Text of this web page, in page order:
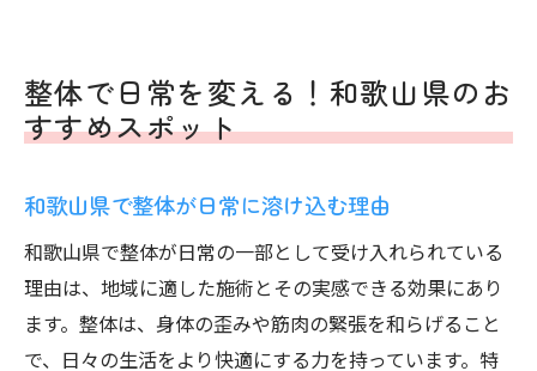
整体で日常を変える！和歌山県のお
すすめスポット
和歌山県で整体が日常に溶け込む理由
和歌山県で整体が日常の一部として受け入れられている
理由は、地域に適した施術とその実感できる効果にあり
ます。整体は、身体の歪みや筋肉の緊張を和らげること
で、日々の生活をより快適にする力を持っています。特